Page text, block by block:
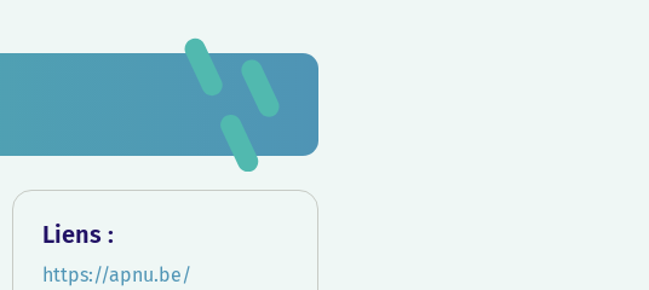
Liens :
https://apnu.be/